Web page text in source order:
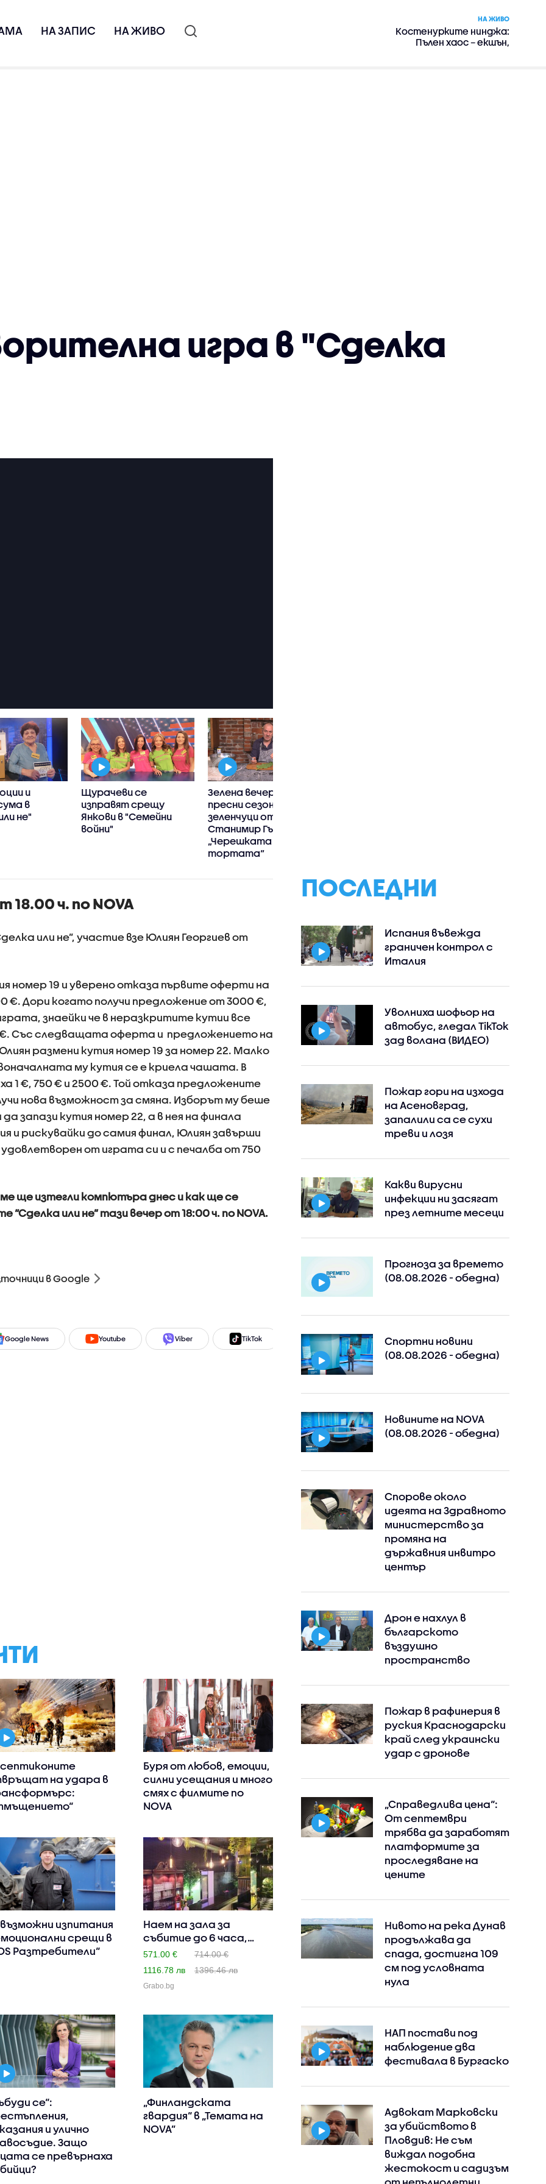
НА ЗАПИС НА ЖИВО
НА ЖИВО
Костенурките нинджа:
Пълен хаос – екшън,
игра в "Сделка
и
в
не"
Щурачеви се
изправят срещу
Янкови в "Семейни
войни"
Зелена вечеря с
пресни сезонни
зеленчуци от
Станимир Гъмов в
„Черешката на
тортата“
ч. по NOVA
или не”, участие взе Юлиян Георгиев от
номер 19 и уверено отказа първите оферти на
€. Дори когато получи предложение от 3000 €,
знаейки че в неразкритите кутии все
Със следващата оферта и предложението на
размени кутия номер 19 за номер 22. Малко
му кутия се е криела чашата. В
1 €, 750 € и 2500 €. Той отказа предложените
нова възможност за смяна. Изборът му беше
запази кутия номер 22, а в нея на финала
и рискувайки до самия финал, Юлиян завърши
удовлетворен от играта си и с печалба от 750
ще изтегли компютъра днес и как ще се
“Сделка или не” тази вечер от 18:00 ч. по NOVA.
в Google
Google News Youtube Viber TikTok Instagram Facebook
на удара в
Буря от любов, емоции,
силни усещания и много
смях с филмите по
NOVA
изпитания
срещи в
Разтребители“
Наем на зала за
събитие до 6 часа,
плюс барм..
571.00 €
714.00 €
1116.78 лв
1396.46 лв
Grabo.bg
се“:
и улично
Защо
се превърнаха
„Финландската
гвардия“ в „Темата на
NOVA”
ПОСЛЕДНИ
Испания въвежда
граничен контрол с
Италия
Уволниха шофьор на
автобус, гледал TikTok
зад волана (ВИДЕО)
Пожар гори на изхода
на Асеновград,
запалили са се сухи
треви и лозя
Какви вирусни
инфекции ни засягат
през летните месеци
Прогноза за времето
(08.08.2026 - обедна)
Спортни новини
(08.08.2026 - обедна)
Новините на NOVA
(08.08.2026 - обедна)
Спорове около
идеята на Здравното
министерство за
промяна на
държавния инвитро
център
Дрон е нахлул в
българското
въздушно
пространство
Пожар в рафинерия в
руския Краснодарски
край след украински
удар с дронове
„Справедлива цена“:
От септември
трябва да заработят
платформите за
проследяване на
цените
Нивото на река Дунав
продължава да
спада, достигна 109
см под условната
нула
НАП постави под
наблюдение два
фестивала в Бургаско
Адвокат Марковски
за убийството в
Пловдив: Не съм
виждал подобна
жестокост и садизъм